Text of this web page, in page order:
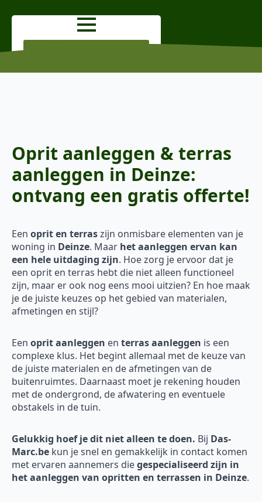
Oprit aanleggen & terras
aanleggen in Deinze:
ontvang een gratis offerte!
Een oprit en terraszijn onmisbare elementen van je
woning in Deinze. Maar het aanleggen ervan kan
een hele uitdaging zijn. Hoe zorg je ervoor dat je
een oprit en terras hebt die niet alleen functioneel
zijn, maar er ook nog eens mooi uitzien? En hoe maak
je de juiste keuzes op het gebied van materialen,
afmetingen en stijl?
Een oprit aanleggen en terras aanleggen is een
complexe klus. Het begint allemaal met de keuze van
de juiste materialen en de afmetingen van de
buitenruimtes. Daarnaast moet je rekening houden
met de ondergrond, de afwatering en eventuele
obstakels in de tuin.
Gelukkig hoef je dit niet alleen te doen. Bij Das-
Marc.be kun je snel en gemakkelijk in contact komen
met ervaren aannemers diegespecialiseerd zijn in
het aanleggen van opritten en terrassen in Deinze.